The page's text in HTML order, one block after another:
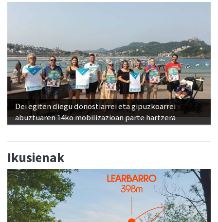
Dei egiten diegu donostiarrei eta gipuzkoarrei
abuztuaren 14ko mobilizazioan parte hartzera
Ikusienak